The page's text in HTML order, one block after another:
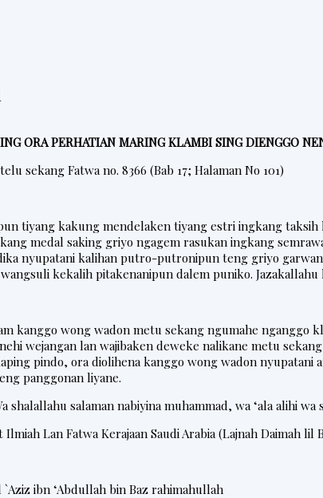
ORA PERHATIAN MARING KLAMBI SING DIENGGO
sekang Fatwa no. 8366 (Bab 17; Halaman No 101)
tiyang kakung mendelaken tiyang estri ingkang taksih
medal saking griyo ngagem rasukan ingkang
nyupatani kalihan putro-putronipun teng griyo
kekalih pitakenanipun dalem puniko. Jazakallahu
kanggo wong wadon metu sekang ngumahe nganggo
wejangan lan wajibaken deweke nalikane metu
pindo, ora diolihena kanggo wong wadon nyupatani
panggonan liyane.
shalallahu salaman nabiyina muhammad, wa ‘ala alihi wa
Ilmiah Lan Fatwa Kerajaan Saudi Arabia (Lajnah Daimah
`Aziz ibn ‘Abdullah bin Baz rahimahullah